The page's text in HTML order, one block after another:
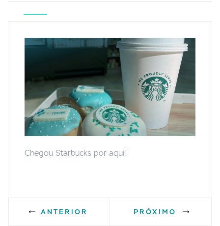
Chegou Starbucks por aqui!
ANTERIOR PRÓXIMO